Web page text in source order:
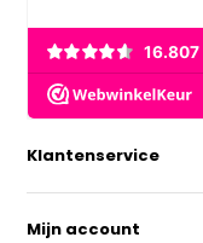
Klantenservice
Mijn account